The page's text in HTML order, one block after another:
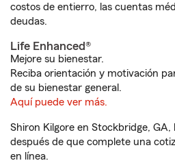
costos de entierro, las cuentas
deudas.
Life Enhanced®
Mejore su bienestar.
Reciba orientación y motivación
de su bienestar general.
Aquí puede ver más.
Shiron Kilgore en Stockbridge,
después de que complete una
en línea.